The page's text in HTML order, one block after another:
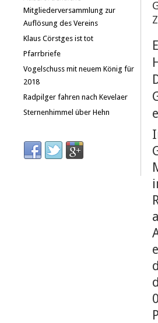
Mitgliederversammlung zur
Auflösung des Vereins
Klaus Cörstges ist tot
Pfarrbriefe
Vogelschuss mit neuem König für
2018
Radpilger fahren nach Kevelaer
Sternenhimmel über Hehn